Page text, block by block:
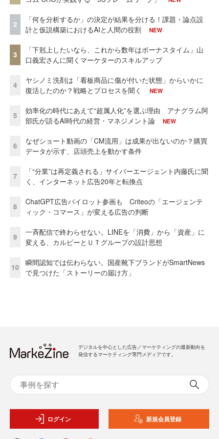
2
「何を分析するか」の決定が結果を分ける！課題・論点設
計と仮説構築におけるAIと人間の役割
NEW
3
「下剋上したいなら、これから数年はボーナスタイム」山
口義宏さんに聞くマーケターのスキルアップ
4
ヤシノミ洗剤は「看板商品に傷が付いた状態」からいかに
復活したのか？戦略とプロセスを聞く
NEW
5
効率化の時代にあえて“超属人化”を選ぶ理由 アナグラム阿
部氏が語るAI時代の経営・マネジメント論
NEW
6
なぜショート動画の「CM流用」は成果が出ないのか？購買
データが示す、店頭売上を動かす条件
7
「“分業”は再定義される」サイバーエージェント内藤氏に聞
く、インターネット広告20年と転換点
8
ChatGPT広告パイロット参画も Criteoの「エージェンテ
ィック・コマース」が変える広告の判断
9
一斉配信で終わらせない。LINEを「消費」から「資産」に
変える、カルビーとＵＴグループの設計思想
10
瞬間認知では伝わらない。国産靴下ブランドがSmartNews
で見つけた「ストーリーの届け方」
デジタルを中心とした広告／マーケティングの最新動向を
発信するマーケティング専門メディアです。
ログイン 新規会員登録